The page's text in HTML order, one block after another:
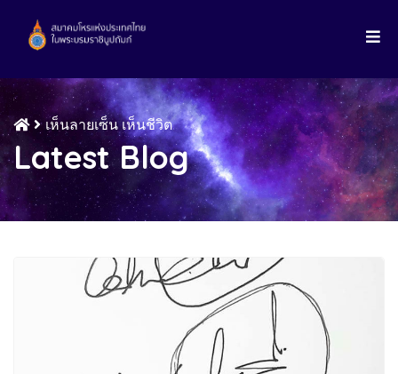
เห็นลายเซ็น เห็นชีวิต
Latest Blog